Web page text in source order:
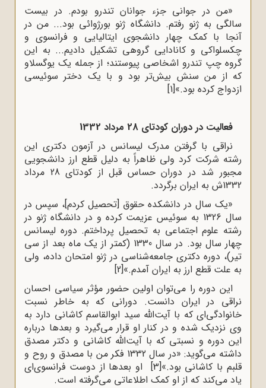
«من در جوانی جزء جوانان تندرو بودم. در بیست
سالگی به ژنو رفتم. دانشگاه ژنو بورژوائی بود... من در
آنجا با کمک چهار دانشجوی ایتالیایی و فرانسوی و
چکسلواکی و کانادایی گروهی تشکیل دادیم... به این
گروه چپ تندرو اشخاصی پیوستند؛ از جمله یک یوگسلاو
که از من سنش بیش‌تر بود و با یک دختر سوئیسی
ازدواج کرده بود.»[1]
فعالیت در دوران کودتای 28 مرداد 1332
نراقی با گرفتن مدرک لیسانس در آزمون دکتری این
رشته شرکت کرد ولی ظاهراً به دلیل قطع ارز دانشجویی
مجبور شد در دوران حساس قبل از کودتای 28 مرداد
1332ش به ایران برگردد.
«یک سال در دانشکده حقوق [تحصیل کردم]، سپس در
سال 1326 به سوئیس عزیمت کرده و در دانشگاه ژنو در
رشته علوم اجتماعی به تحصیل پرداختم. دوره لیسانس
چهار سال بود. در سال 1330 (کمتر از یک ماه بعد از سی
تیر)، دوره دکتری جامعه‌شناسی در ژنو امتحان داده، ولی
به علت قطع ارز به ایران آمدم.»[2]
این دوره را می‌توان اولین حضور مؤثر سیاسی احسان
نراقی در ایران دانست. دورانی که به خاطر نسبت
خانوادگی‌ای که با آیت‌الله سید ابوالقاسم کاشانی دارد به
وی نزدیک شده و در کنار او قرار می‌گیرد و بعدها درباره
این دوره و نسبتی که با آیت‌الله کاشانی و دکتر مصدق
داشته می‌گوید: «در سال 1332 فکر من با مصدق و روح و
قلبم با کاشانی بود.»[3] او بعدها از دوست فرانسوی‌ای
یاد می‌کند که از او کمک اطلاعاتی می‌گرفته است.